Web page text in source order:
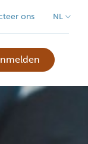
ons NL